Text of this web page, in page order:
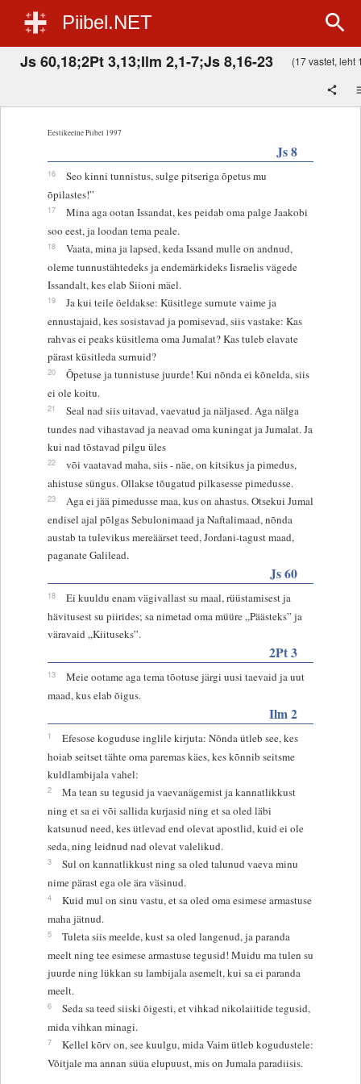
Piibel.NET
Js 60,18;2Pt 3,13;Ilm 2,1-7;Js 8,16-23 (17 vastet, leht
Eestikeelne Piibel 1997
Js 8
16
Seo kinni tunnistus, sulge pitseriga õpetus mu
õpilastes!”
17
Mina aga ootan Issandat, kes peidab oma palge Jaakobi
soo eest, ja loodan tema peale.
18
Vaata, mina ja lapsed, keda Issand mulle on andnud,
oleme tunnustähtedeks ja endemärkideks Iisraelis vägede
Issandalt, kes elab Siioni mäel.
19
Ja kui teile öeldakse: Küsitlege surnute vaime ja
ennustajaid, kes sosistavad ja pomisevad, siis vastake: Kas
rahvas ei peaks küsitlema oma Jumalat? Kas tuleb elavate
pärast küsitleda surnuid?
20
Õpetuse ja tunnistuse juurde! Kui nõnda ei kõnelda, siis
ei ole koitu.
21
Seal nad siis uitavad, vaevatud ja näljased. Aga nälga
tundes nad vihastavad ja neavad oma kuningat ja Jumalat. Ja
kui nad tõstavad pilgu üles
22
või vaatavad maha, siis - näe, on kitsikus ja pimedus,
ahistuse süngus. Ollakse tõugatud pilkasesse pimedusse.
23
Aga ei jää pimedusse maa, kus on ahastus. Otsekui Jumal
endisel ajal põlgas Sebulonimaad ja Naftalimaad, nõnda
austab ta tulevikus mereäärset teed, Jordani-tagust maad,
paganate Galilead.
Js 60
18
Ei kuuldu enam vägivallast su maal, rüüstamisest ja
hävitusest su piirides; sa nimetad oma müüre „Päästeks” ja
väravaid „Kiituseks”.
2Pt 3
13
Meie ootame aga tema tõotuse järgi uusi taevaid ja uut
maad, kus elab õigus.
Ilm 2
1
Efesose koguduse inglile kirjuta: Nõnda ütleb see, kes
hoiab seitset tähte oma paremas käes, kes kõnnib seitsme
kuldlambijala vahel:
2
Ma tean su tegusid ja vaevanägemist ja kannatlikkust
ning et sa ei või sallida kurjasid ning et sa oled läbi
katsunud need, kes ütlevad end olevat apostlid, kuid ei ole
seda, ning leidnud nad olevat valelikud.
3
Sul on kannatlikkust ning sa oled talunud vaeva minu
nime pärast ega ole ära väsinud.
4
Kuid mul on sinu vastu, et sa oled oma esimese armastuse
maha jätnud.
5
Tuleta siis meelde, kust sa oled langenud, ja paranda
meelt ning tee esimese armastuse tegusid! Muidu ma tulen su
juurde ning lükkan su lambijala asemelt, kui sa ei paranda
meelt.
6
Seda sa teed siiski õigesti, et vihkad nikolaiitide tegusid,
mida vihkan minagi.
7
Kellel kõrv on, see kuulgu, mida Vaim ütleb kogudustele:
Võitjale ma annan süüa elupuust, mis on Jumala paradiisis.